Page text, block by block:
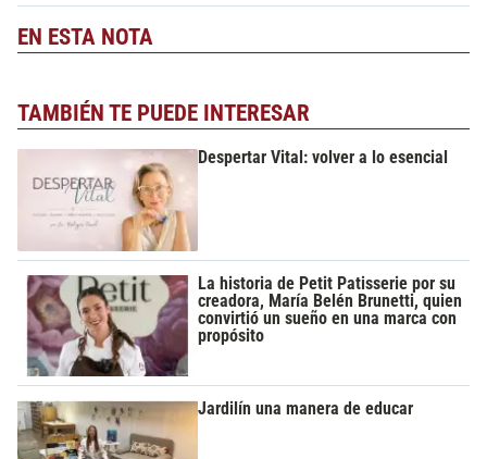
EN ESTA NOTA
TAMBIÉN TE PUEDE INTERESAR
Despertar Vital: volver a lo esencial
La historia de Petit Patisserie por su
creadora, María Belén Brunetti, quien
convirtió un sueño en una marca con
propósito
Jardilín una manera de educar